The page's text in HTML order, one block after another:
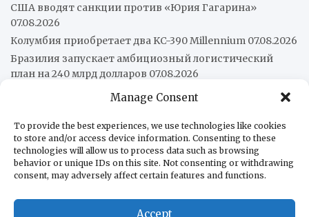
Manage Consent
To provide the best experiences, we use technologies like cookies
to store and/or access device information. Consenting to these
technologies will allow us to process data such as browsing
behavior or unique IDs on this site. Not consenting or withdrawing
consent, may adversely affect certain features and functions.
Accept
США вводят санкции против «Юрия Гагарина»
07.08.2026
Колумбия приобретает два KC-390 Millennium 07.08.2026
Бразилия запускает амбициозный логистический
план на 240 млрд долларов 07.08.2026
Венесуэла и Чили официально восстановили
консульские отношения07.08.2026
«Не отдадим родину»: жёсткий разгон протеста у
аргентинского Конгресса07.08.2026
Leonardo представила ВМС Чили свои артиллерийские
системы06.08.2026
06.08.2026